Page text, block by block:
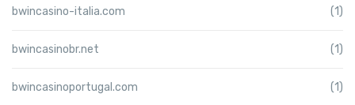
bwincasino-italia.com (1)
bwincasinobr.net (1)
bwincasinoportugal.com (1)